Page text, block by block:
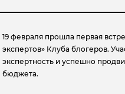
19 февраля прошла первая
экспертов» Клуба блогеров.
экспертность и успешно
бюджета.